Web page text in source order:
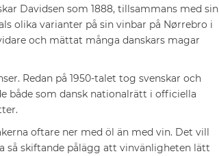
Davidsen som 1888, tillsammans med sin
olika varianter på sin vinbar på Nørrebro i
och mättat många danskars magar
Redan på 1950-talet tog svenskar och
både som dansk nationalrätt i officiella
oftare ner med öl än med vin. Det vill
så skiftande pålägg att vinvänligheten lätt